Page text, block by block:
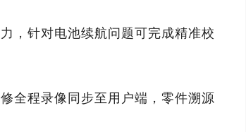
针对电池续航问题可完成精准校
程录像同步至用户端，零件溯源